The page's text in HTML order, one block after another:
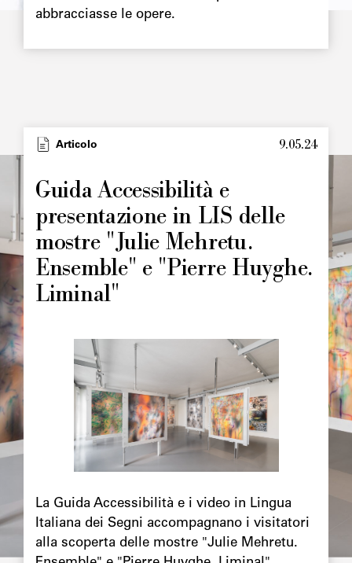
abbracciasse le opere.
TypeArticolo 9.05.24
Guida Accessibilità e
presentazione in LIS delle
mostre "Julie Mehretu.
Ensemble" e "Pierre Huyghe.
Liminal"
principale
Image
La Guida Accessibilità e i video in Lingua
Italiana dei Segni accompagnano i visitatori
alla scoperta delle mostre "Julie Mehretu.